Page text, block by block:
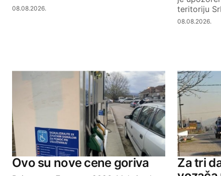
08.08.2026.
teritoriju
08.08.2026.
Ovo su nove cene goriva
Za tri